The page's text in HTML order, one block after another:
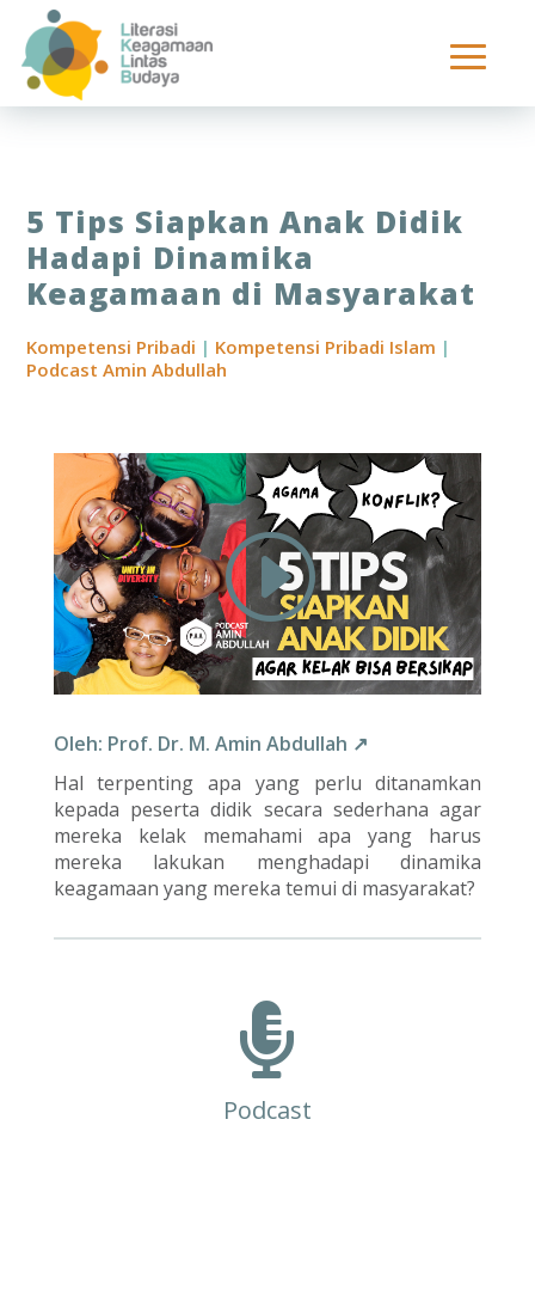
5 Tips Siapkan Anak Didik
Hadapi Dinamika
Keagamaan di Masyarakat
Kompetensi Pribadi | Kompetensi Pribadi Islam |
Podcast Amin Abdullah
Oleh: Prof. Dr. M. Amin Abdullah ↗
Hal terpenting apa yang perlu ditanamkan
kepada peserta didik secara sederhana agar
mereka kelak memahami apa yang harus
mereka lakukan menghadapi dinamika
keagamaan yang mereka temui di masyarakat?

Podcast